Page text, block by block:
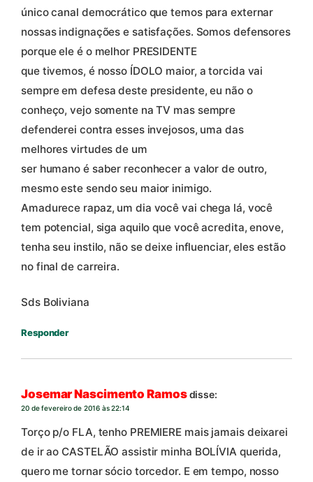
único canal democrático que temos para externar
nossas indignações e satisfações. Somos defensores
porque ele é o melhor PRESIDENTE
que tivemos, é nosso ÍDOLO maior, a torcida vai
sempre em defesa deste presidente, eu não o
conheço, vejo somente na TV mas sempre
defenderei contra esses invejosos, uma das
melhores virtudes de um
ser humano é saber reconhecer a valor de outro,
mesmo este sendo seu maior inimigo.
Amadurece rapaz, um dia você vai chega lá, você
tem potencial, siga aquilo que você acredita, enove,
tenha seu instilo, não se deixe influenciar, eles estão
no final de carreira.
Sds Boliviana
Responder
Josemar Nascimento Ramosdisse:
20 de fevereiro de 2016 às 22:14
Torço p/o FLA, tenho PREMIERE mais jamais deixarei
de ir ao CASTELÃO assistir minha BOLÍVIA querida,
quero me tornar sócio torcedor. E em tempo, nosso